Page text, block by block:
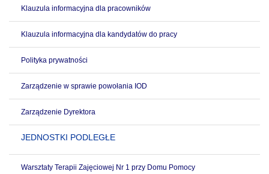
Klauzula informacyjna dla pracowników
Klauzula informacyjna dla kandydatów do pracy
Polityka prywatności
Zarządzenie w sprawie powołania IOD
Zarządzenie Dyrektora
JEDNOSTKI PODLEGŁE
Warsztaty Terapii Zajęciowej Nr 1 przy Domu Pomocy